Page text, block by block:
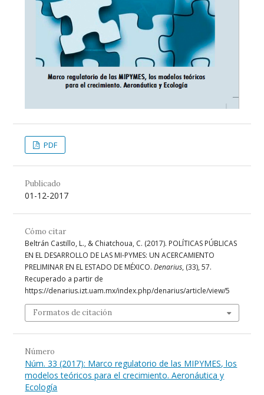
PDF
Publicado
01-12-2017
Cómo citar
Beltrán Castillo, L., & Chiatchoua, C. (2017). POLÍTICAS PÚBLICAS
EN EL DESARROLLO DE LAS MI-PYMES: UN ACERCAMIENTO
PRELIMINAR EN EL ESTADO DE MÉXICO.Denarius, (33), 57.
Recuperado a partir de
https://denarius.izt.uam.mx/index.php/denarius/article/view/5
Formatos de citación
Número
Núm. 33 (2017): Marco regulatorio de las MIPYMES, los
modelos teóricos para el crecimiento. Aeronáutica y
Ecología